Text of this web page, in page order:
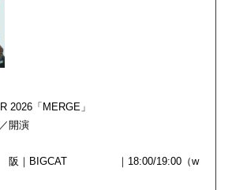
2026「MERGE」
開演
阪｜BIGCAT ｜18:00/19:00（w